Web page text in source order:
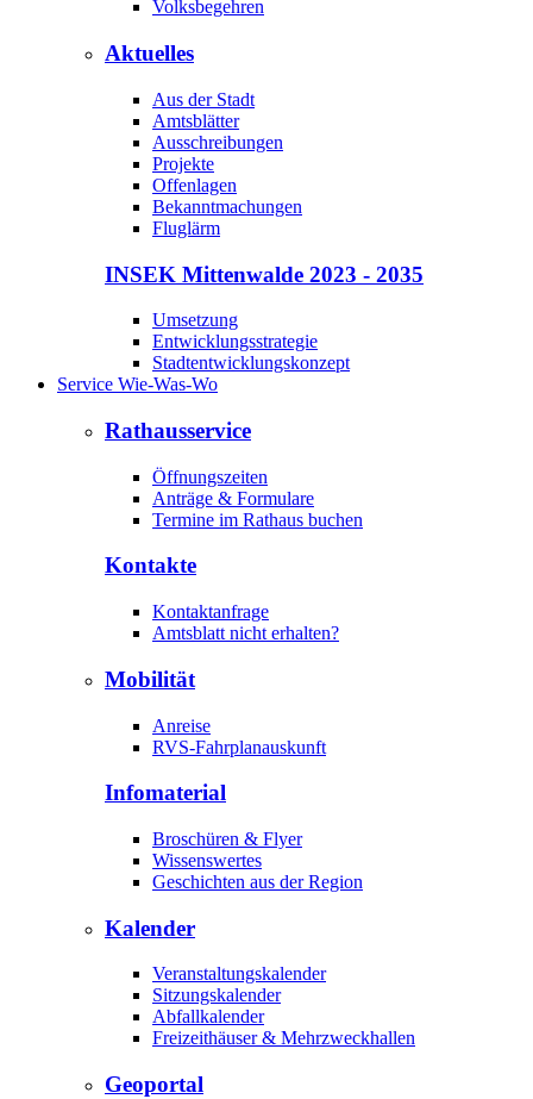
Volksbegehren
Aktuelles
Aus der Stadt
Amtsblätter
Ausschreibungen
Projekte
Offenlagen
Bekanntmachungen
Fluglärm
INSEK Mittenwalde 2023 - 2035
Umsetzung
Entwicklungsstrategie
Stadtentwicklungskonzept
Service Wie-Was-Wo
Rathausservice
Öffnungszeiten
Anträge & Formulare
Termine im Rathaus buchen
Kontakte
Kontaktanfrage
Amtsblatt nicht erhalten?
Mobilität
Anreise
RVS-Fahrplanauskunft
Infomaterial
Broschüren & Flyer
Wissenswertes
Geschichten aus der Region
Kalender
Veranstaltungskalender
Sitzungskalender
Abfallkalender
Freizeithäuser & Mehrzweckhallen
Geoportal